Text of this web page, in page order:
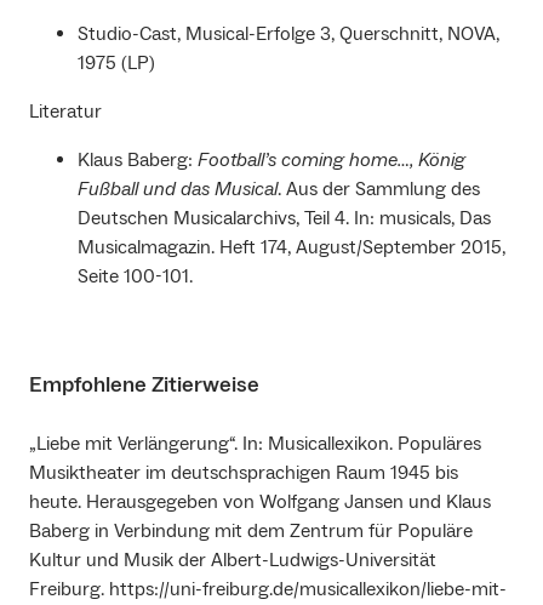
Studio-Cast, Musical-Erfolge 3, Querschnitt, NOVA,
1975 (LP)
Literatur
Klaus Baberg: Football’s coming home…, König
Fußball und das Musical. Aus der Sammlung des
Deutschen Musicalarchivs, Teil 4. In: musicals, Das
Musicalmagazin. Heft 174, August/September 2015,
Seite 100-101.
Empfohlene Zitierweise
„Liebe mit Verlängerung“. In: Musicallexikon. Populäres
Musiktheater im deutschsprachigen Raum 1945 bis
heute. Herausgegeben von Wolfgang Jansen und Klaus
Baberg in Verbindung mit dem Zentrum für Populäre
Kultur und Musik der Albert-Ludwigs-Universität
Freiburg. https://uni-freiburg.de/musicallexikon/liebe-mit-